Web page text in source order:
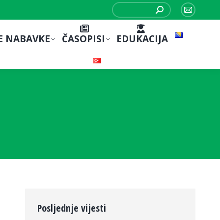
Search:
Mail
NABAVKE ČASOPISI EDUKACIJA
Posljednje vijesti